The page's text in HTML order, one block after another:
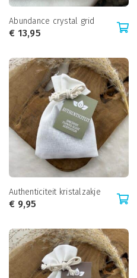
Abundance crystal grid
€ 13,95
Authenticiteit kristalzakje
€ 9,95